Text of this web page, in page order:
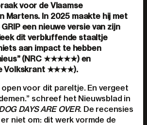
voor de Vlaamse
Martens. In 2025 maakte hij met
een nieuwe versie van zijn
dit verbluffende staaltje
aan impact te hebben
(NRC ★★★★★) en
Volkskrant ★★★★).
voor dit pareltje. En vergeet
schreef het Nieuwsblad in
DAYS ARE OVER. De recensies
niet om: dit werk vormde de